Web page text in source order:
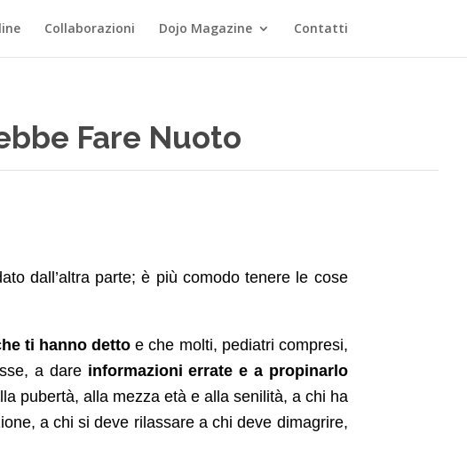
Collaborazioni Dojo Magazine Contatti
Fare Nuoto
dall’altra parte; è più comodo tenere le cose
ti hanno detto e che molti, pediatri compresi,
a dareinformazioni errate e a propinarlo
pubertà, alla mezza età e alla senilità, a chi ha
a chi si deve rilassare a chi deve dimagrire,